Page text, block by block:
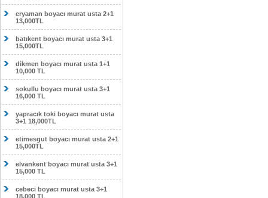
eryaman boyacı murat usta 2+1
13,000TL
batıkent boyacı murat usta 3+1
15,000TL
dikmen boyacı murat usta 1+1
10,000 TL
sokullu boyacı murat usta 3+1
16,000 TL
yapracık toki boyacı murat usta
3+1 18,000TL
etimesgut boyacı murat usta 2+1
15,000TL
elvankent boyacı murat usta 3+1
15,000 TL
cebeci boyacı murat usta 3+1
18,000 TL